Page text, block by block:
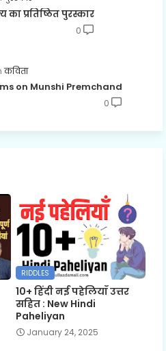
का प्रतिष्ठित पुरस्कार
0
कविता
on Munshi Premchand
0
RIDDLES
10+ हिंदी नई पहेलियाँ उत्तर
सहित : New Hindi
Paheliyan
January 24, 2025